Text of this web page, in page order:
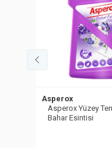
Asperox
Asperox Yüzey
Bahar Esintisi